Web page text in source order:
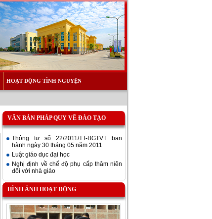
HOẠT ĐỘNG TÌNH NGUYỆN
VĂN BẢN PHÁP QUY VỀ ĐÀO TẠO
Thông tư số 22/2011/TT-BGTVT ban
hành ngày 30 tháng 05 năm 2011
Luật giáo dục đại học
Nghị định về chế độ phụ cấp thâm niên
đối với nhà giáo
HÌNH ẢNH HOẠT ĐỘNG